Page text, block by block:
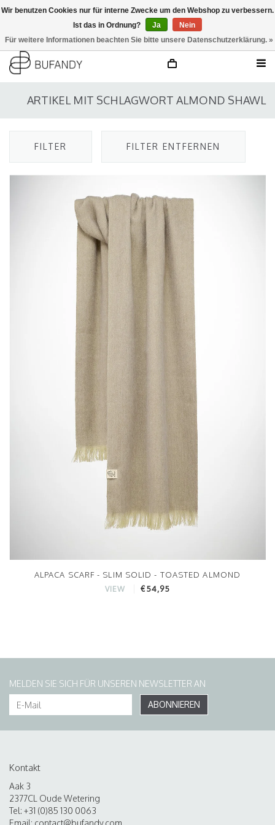
ARTIKEL MIT SCHLAGWORT ALMOND SHAWL
FILTER FILTER ENTFERNEN
ALPACA SCARF - SLIM SOLID - TOASTED ALMOND
VIEW €54,95
MELDEN SIE SICH FÜR UNSEREN NEWSLETTER AN
ABONNIEREN
Kontakt
Aak 3
2377CL Oude Wetering
Tel: +31 (0)85 130 0063
Email: contact@bufandy.com
Wir benutzen Cookies nur für interne Zwecke um den Webshop zu verbessern.
Ist das in Ordnung?
Ja
Nein
Für weitere Informationen beachten Sie bitte unsere Datenschutzerklärung. »